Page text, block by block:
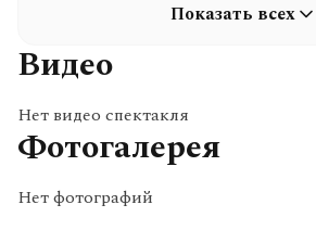
Показать всех
Видео
Нет видео спектакля
Фотогалерея
Нет фотографий